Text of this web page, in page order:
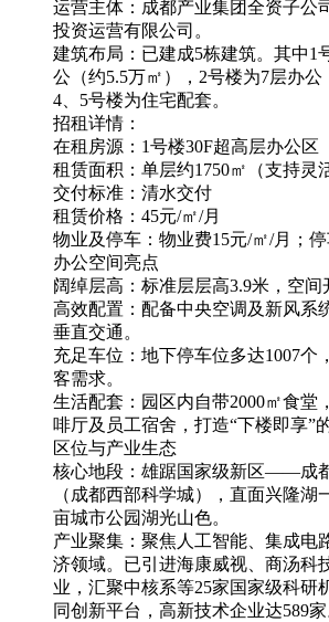
运营主体：成都产业集团全资子
投资运营有限公司。
建筑布局：已建成5栋建筑。其中1
公（约5.5万㎡），2号楼为7层办公
4、5号楼为住宅配套。
招租详情：
在租房源：1号楼30F超高层办公区
租赁面积：单层约1750㎡（支持灵
交付标准：清水交付
租赁价格：45元/㎡/月
物业及停车：物业费15元/㎡/月；停
办公空间亮点
阔绰层高：标准层层高3.9米，空间
高效配置：配备中央空调及新风系
垂直交通。
充足车位：地下停车位多达1007个
客需求。
生活配套：园区内自带2000㎡食堂
啡厅及员工宿舍，打造“下楼即享”
区位与产业生态
核心地段：雄踞国家级新区——成
（成都西部科学城），直面兴隆湖
亩城市公园湖光山色。
产业聚集：聚焦人工智能、集成电
济领域。已引进海康威视、商汤科
业，汇聚中核系等25家国家级科研
同创新平台，高新技术企业达589家